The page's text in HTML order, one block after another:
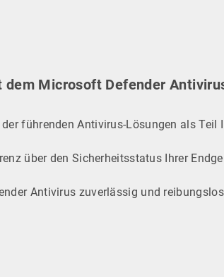
Microsoft Defender
führenden Antivirus-Lösungen als Teil
über den Sicherheitsstatus Ihrer
Antivirus zuverlässig und